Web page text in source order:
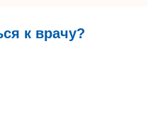
к врачу?